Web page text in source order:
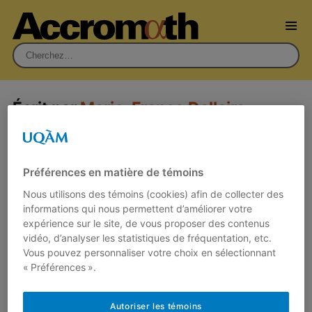
Rechercher :
Écrit parMarie-France Dallaire
quand la circonférence prend une
bouffée d’aire
29 avril 2013
ParBernard R. Hodgson,Marie-France
Dallaire
Dans son étude sur le cercle, Archimède met
circonférence. Si ce…
Préférences en matière de témoins
Nous utilisons des témoins (cookies) afin de collecter des
informations qui nous permettent d’améliorer votre
expérience sur le site, de vous proposer des contenus
vidéo, d’analyser les statistiques de fréquentation, etc.
Vous pouvez personnaliser votre choix en sélectionnant
« Préférences ».
Autoriser les témoins